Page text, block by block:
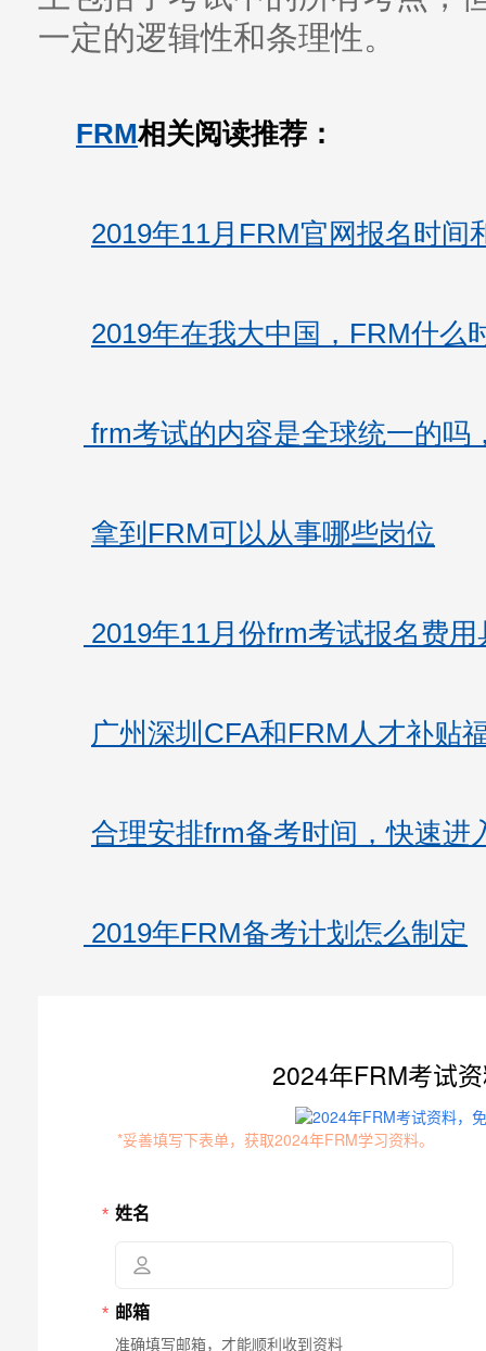
一定的逻辑性和条理性。
FRM相关阅读推荐：
2019年11月FRM官网报名时间
2019年在我大中国，FRM什么
frm考试的内容是全球统一的吗
拿到FRM可以从事哪些岗位
2019年11月份frm考试报名费
广州深圳CFA和FRM人才补贴
合理安排frm备考时间，快速进
2019年FRM备考计划怎么制定